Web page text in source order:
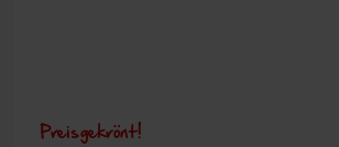
Preisgekrönt!